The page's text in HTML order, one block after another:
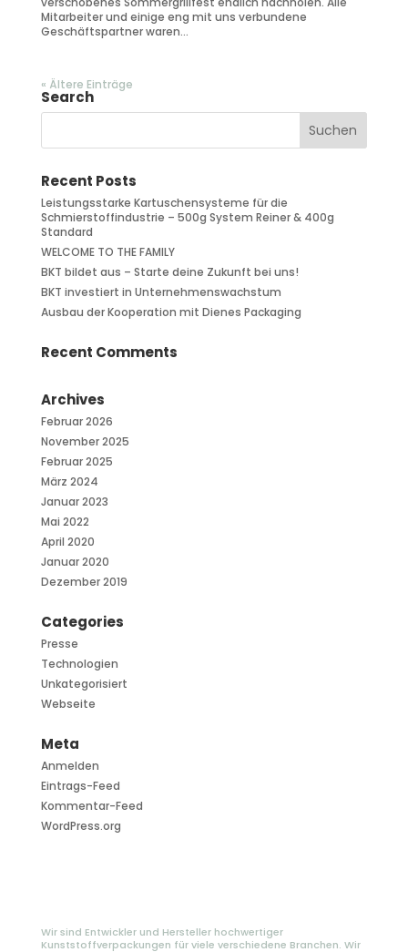
Mitarbeiter und einige eng mit uns verbundene
Geschäftspartner waren...
« Ältere Einträge
Search
Recent Posts
Leistungsstarke Kartuschensysteme für die
Schmierstoffindustrie – 500g System Reiner & 400g
Standard
WELCOME TO THE FAMILY
BKT bildet aus – Starte deine Zukunft bei uns!
BKT investiert in Unternehmenswachstum
Ausbau der Kooperation mit Dienes Packaging
Recent Comments
Archives
Februar 2026
November 2025
Februar 2025
März 2024
Januar 2023
Mai 2022
April 2020
Januar 2020
Dezember 2019
Categories
Presse
Technologien
Unkategorisiert
Webseite
Meta
Anmelden
Eintrags-Feed
Kommentar-Feed
WordPress.org
Wir sind Entwickler und Hersteller hochwertiger
Kunststoffverpackungen für viele verschiedene Branchen. Wir